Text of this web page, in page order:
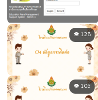
👁 128
👁 105